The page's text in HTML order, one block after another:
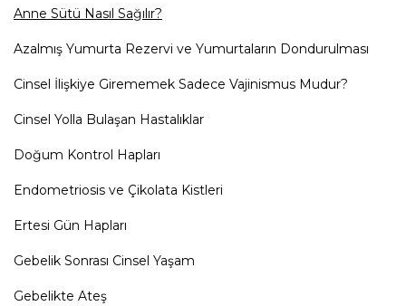
Anne Sütü Nasıl Sağılır?
Azalmış Yumurta Rezervi ve Yumurtaların Dondurulması
Cinsel İlişkiye Girememek Sadece Vajinismus Mudur?
Cinsel Yolla Bulaşan Hastalıklar
Doğum Kontrol Hapları
Endometriosis ve Çikolata Kistleri
Ertesi Gün Hapları
Gebelik Sonrası Cinsel Yaşam
Gebelikte Ateş